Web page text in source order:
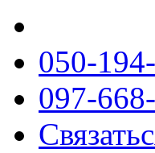
050-
097-